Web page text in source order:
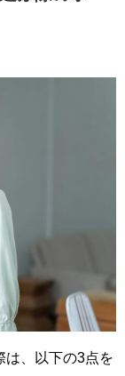
は、以下の3点を